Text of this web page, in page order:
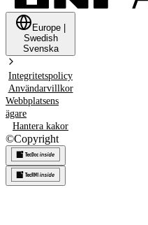
Europe
Swedish
Svenska
Integritetspolicy
Användarvillkor
Webbplatsens
ägare
Hantera kakor
©Copyright